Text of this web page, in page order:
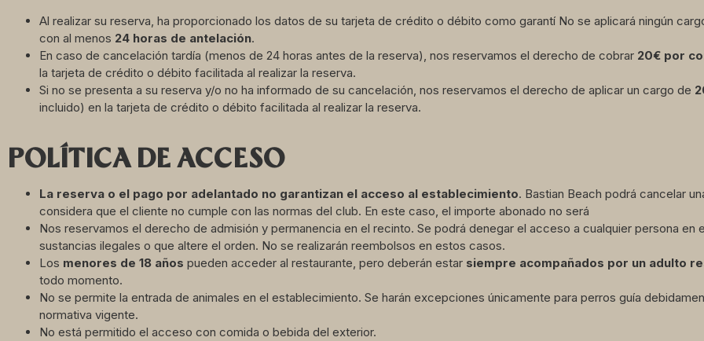
Al realizar su reserva, ha proporcionado los datos de su tarjeta de crédito o débito como garantí No se aplicará ningún
con al menos 24 horas de antelación.
En caso de cancelación tardía (menos de 24 horas antes de la reserva), nos reservamos el derecho de cobrar 20€ por
la tarjeta de crédito o débito facilitada al realizar la reserva.
Si no se presenta a su reserva y/o no ha informado de su cancelación, nos reservamos el derecho de aplicar un cargo de
incluido) en la tarjeta de crédito o débito facilitada al realizar la reserva.
POLÍTICA DE ACCESO
La reserva o el pago por adelantado no garantizan el acceso al establecimiento. Bastian Beach podrá cancelar
considera que el cliente no cumple con las normas del club. En este caso, el importe abonado no será
Nos reservamos el derecho de admisión y permanencia en el recinto. Se podrá denegar el acceso a cualquier persona en
sustancias ilegales o que altere el orden. No se realizarán reembolsos en estos casos.
Los menores de 18 años pueden acceder al restaurante, pero deberán estar siempre acompañados por un adulto
todo momento.
No se permite la entrada de animales en el establecimiento. Se harán excepciones únicamente para perros guía
normativa vigente.
No está permitido el acceso con comida o bebida del exterior.